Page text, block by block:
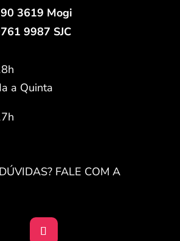
3619 Mogi
9987 SJC
a Quinta
FALE COM A